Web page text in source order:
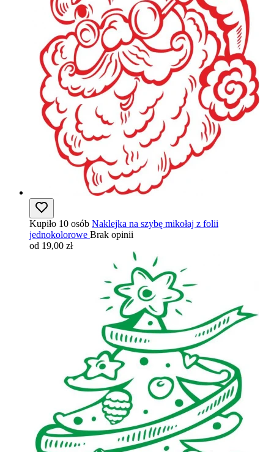
Kupiło 10 osób Naklejka na szybę mikołaj z folii
jednokolorowe Brak opinii
od 19,00 zł